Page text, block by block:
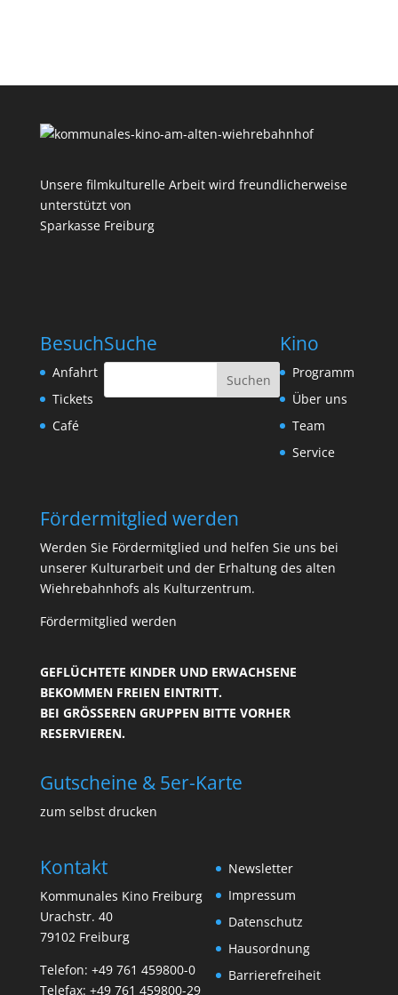
Unsere filmkulturelle Arbeit wird freundlicherweise
unterstützt von
Sparkasse Freiburg
Besuch
Anfahrt
Tickets
Café
Suche Kino
Programm
Über uns
Team
Service
Fördermitglied werden
Werden Sie Fördermitglied und helfen Sie uns bei
unserer Kulturarbeit und der Erhaltung des alten
Wiehrebahnhofs als Kulturzentrum.
Fördermitglied werden
GEFLÜCHTETE KINDER UND ERWACHSENE
BEKOMMEN FREIEN EINTRITT.
BEI GRÖSSEREN GRUPPEN BITTE VORHER R
ESERVIEREN.
Gutscheine & 5er-Karte
zum selbst drucken
Kontakt
Kommunales Kino Freiburg
Urachstr. 40
79102 Freiburg
Telefon: +49 761 459800-0
Telefax: +49 761 459800-29
Newsletter
Impressum
Datenschutz
Hausordnung
Barrierefreiheit